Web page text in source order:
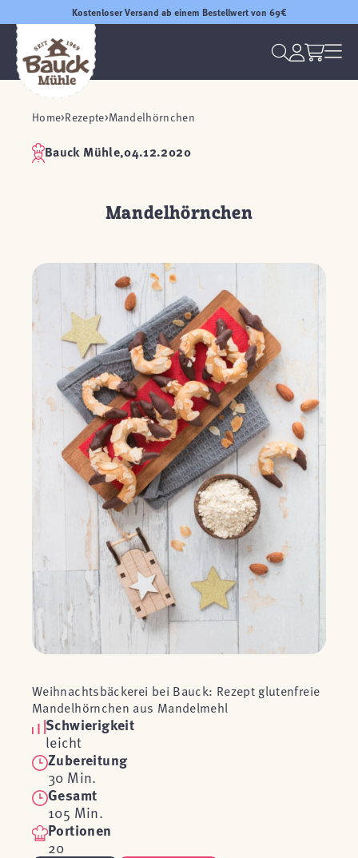
Kostenloser Versand ab einem Bestellwert von 69€
Home Rezepte Mandelhörnchen
Bauck Mühle,04.12.2020
Mandelhörnchen
Weihnachtsbäckerei bei Bauck: Rezept glutenfreie
Mandelhörnchen aus Mandelmehl
Schwierigkeit
leicht
Zubereitung
30 Min.
Gesamt
105 Min.
Portionen
20